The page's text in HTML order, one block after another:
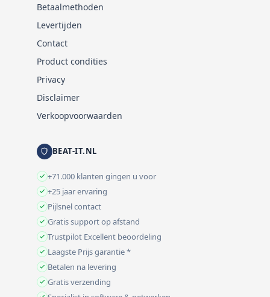
Betaalmethoden
Levertijden
Contact
Product condities
Privacy
Disclaimer
Verkoopvoorwaarden
BEAT-IT.NL
+71.000 klanten gingen u voor
+25 jaar ervaring
Pijlsnel contact
Gratis support op afstand
Trustpilot Excellent beoordeling
Laagste Prijs garantie *
Betalen na levering
Gratis verzending